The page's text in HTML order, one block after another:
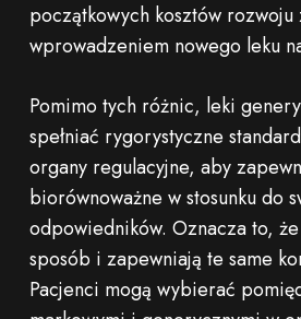
początkowych kosztów rozwoju
wprowadzeniem nowego leku
Pomimo tych różnic, leki
spełniać rygorystyczne
organy regulacyjne, aby
biorównoważne w stosunku do
odpowiedników. Oznacza to, że
sposób i zapewniają te same
Pacjenci mogą wybierać